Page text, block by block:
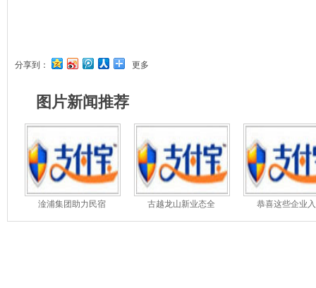
分享到： 更多
图片新闻推荐
淦浦集团助力民宿 古越龙山新业态全 恭喜这些企业